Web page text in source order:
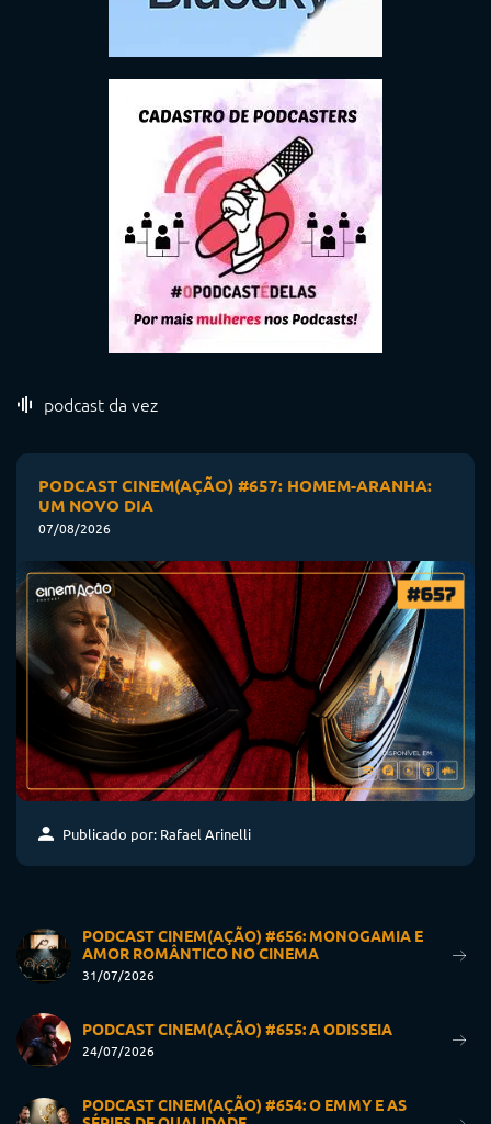
podcast da vez
PODCAST CINEM(AÇÃO) #657: HOMEM-ARANHA:
UM NOVO DIA
07/08/2026
Publicado por: Rafael Arinelli
PODCAST CINEM(AÇÃO) #656: MONOGAMIA E
AMOR ROMÂNTICO NO CINEMA
31/07/2026
PODCAST CINEM(AÇÃO) #655: A ODISSEIA
24/07/2026
PODCAST CINEM(AÇÃO) #654: O EMMY E AS